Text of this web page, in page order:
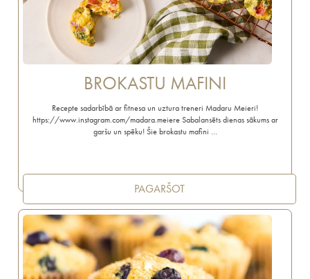
BROKASTU MAFINI
Recepte sadarbībā ar fitnesa un uztura treneri Madaru Meieri!
https://www.instagram.com/madara.meiere Sabalansēts dienas sākums ar
garšu un spēku! Šie brokastu mafini …
PAGARŠOT